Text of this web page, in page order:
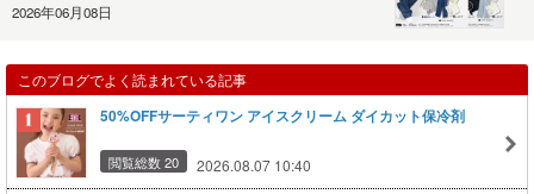
2026年06月08日
このブログでよく読まれている記事
50%OFFサーティワン アイスクリーム ダイカット保冷剤
閲覧総数 20 2026.08.07 10:40